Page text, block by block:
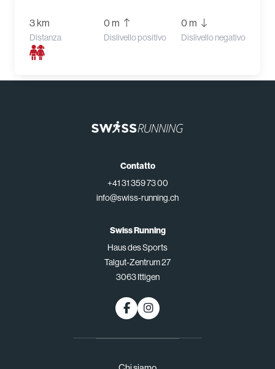
3 km
Distanza
0 m
Dislivello positivo
0 m
Dislivello negativo
Contatto
+41 31 359 73 00
info@swiss-running.ch
Swiss Running
Haus des Sports
Talgut-Zentrum 27
3063 Ittigen